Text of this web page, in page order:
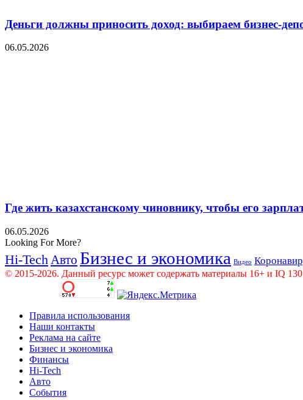
Деньги должны приносить доход: выбираем бизнес-
06.05.2026
Где жить казахстанскому чиновнику, чтобы его
06.05.2026
Looking For More?
Hi-Tech Авто Бизнес и экономика Видео
© 2015-2026. Данный ресурс может содержать материалы 16+ и IQ 130
Правила использования
Наши контакты
Реклама на сайте
Бизнес и экономика
Финансы
Hi-Tech
Авто
События